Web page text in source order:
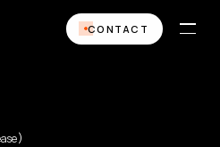
CONTACT